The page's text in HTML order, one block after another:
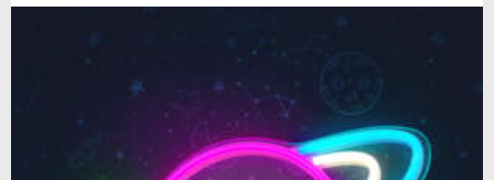
REPARASJON
PC REPARASJON
MIKROLODDING
SPILLKONSOLL
KONTAKT